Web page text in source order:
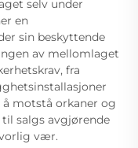
selv under
en
sin beskyttende
av mellomlaget
fra
motstå orkaner og
salgs avgjørende
vær.